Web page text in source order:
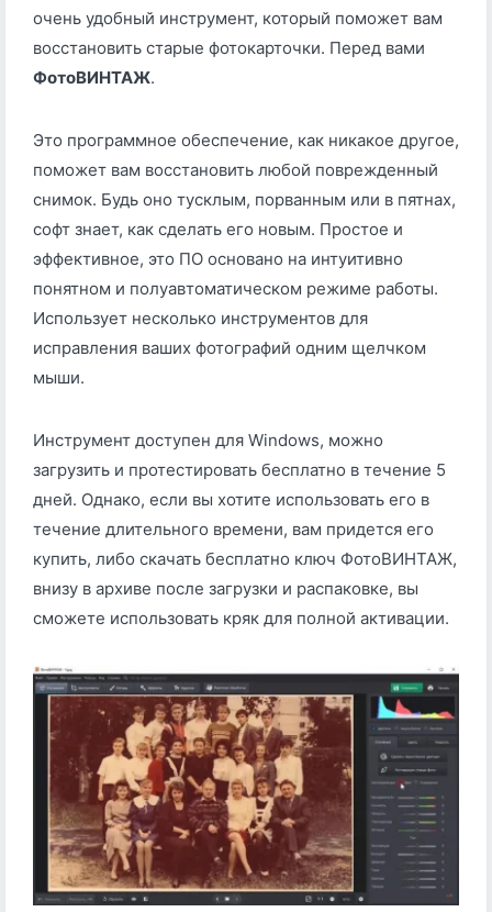
очень удобный инструмент, который поможет вам
восстановить старые фотокарточки. Перед вами
ФотоВИНТАЖ.
Это программное обеспечение, как никакое другое,
поможет вам восстановить любой поврежденный
снимок. Будь оно тусклым, порванным или в пятнах,
софт знает, как сделать его новым. Простое и
эффективное, это ПО основано на интуитивно
понятном и полуавтоматическом режиме работы.
Использует несколько инструментов для
исправления ваших фотографий одним щелчком
мыши.
Инструмент доступен для Windows, можно
загрузить и протестировать бесплатно в течение 5
дней. Однако, если вы хотите использовать его в
течение длительного времени, вам придется его
купить, либо скачать бесплатно ключ ФотоВИНТАЖ,
внизу в архиве после загрузки и распаковке, вы
сможете использовать кряк для полной активации.